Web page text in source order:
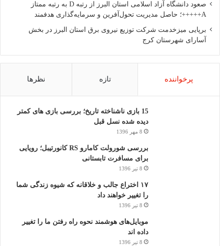
صعود دانشگاه آزاد اسلامی استان البرز از رتبه D به رتبه ممتاز
A+++++؛ حاصل مدیریت تحول‌آفرین و سرمایه‌گذاری هدفمند
برپایی میزخدمت شرکت توزیع نیروی برق استان البرز در بخش
آسارای شهرستان کرج
پرخواننده تازه نظرها
15 بازی ناشناخته تاریخ؛ بررسی بازی های کمتر
دیده شده نسل قبل
8 مهر 1396
بررسی شورولت کامارو RS کانورتیبل؛ رویایی
برای مسافرت تابستانی
8 تیر 1396
۱۷ اختراع جالب و خلاقانه که شیوه زندگی شما
را تغییر خواهند داد
8 تیر 1396
موبایل‌های هوشمند نحوه راه رفتن ما را تغییر
داده اند
8 تیر 1396